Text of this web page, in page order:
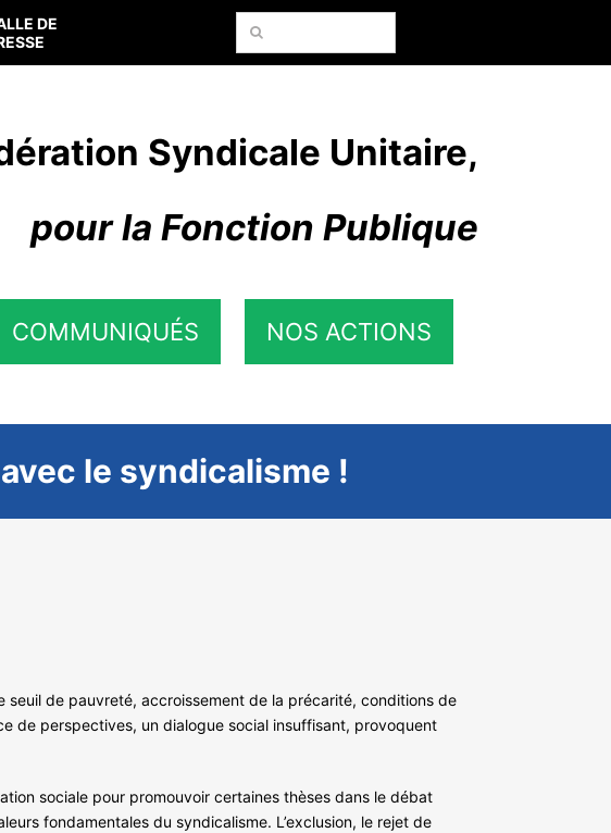
DE
Rechercher:
Syndicale Unitaire,
pour la Fonction Publique
COMMUNIQUÉS NOS ACTIONS
le syndicalisme !
seuil de pauvreté, accroissement de la précarité, conditions de
de perspectives, un dialogue social insuffisant, provoquent
sociale pour promouvoir certaines thèses dans le débat
fondamentales du syndicalisme. L’exclusion, le rejet de